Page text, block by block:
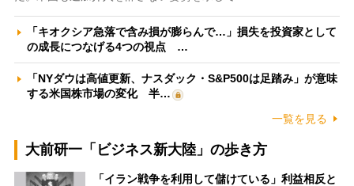
「キオクシア急落で含み損が膨らんで…」損失を投資家として
の成長につなげる4つの視点 …
「NYダウは高値更新、ナスダック・S&P500は足踏み」が意味
する米国株市場の変化 半…
一覧を見る
大前研一「ビジネス新大陸」の歩き方
「イラン戦争を利用して儲けている」利益相反と